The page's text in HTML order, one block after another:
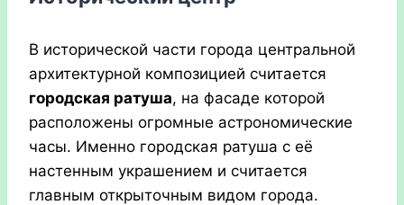
В исторической части города центральной
архитектурной композицией считается
городская ратуша, на фасаде которой
расположены огромные астрономические
часы. Именно городская ратуша с её
настенным украшением и считается
главным открыточным видом города.